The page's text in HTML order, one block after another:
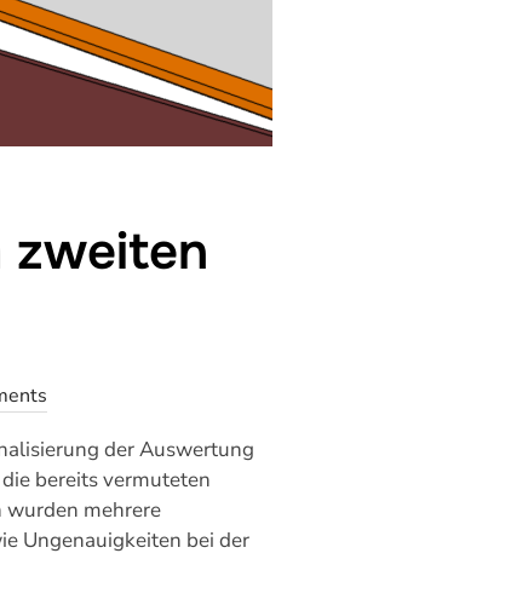
zweiten
der Auswertung
bereits vermuteten
wurden mehrere
Ungenauigkeiten bei der